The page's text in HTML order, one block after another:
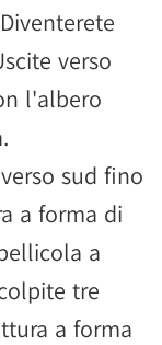
verso
l'albero
sud fino
a forma di
a
tre
a forma